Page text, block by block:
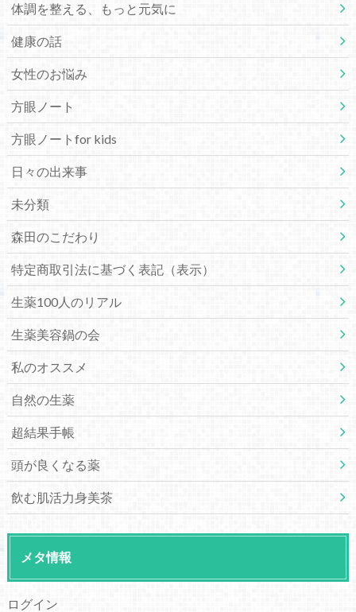
体調を整える、もっと元気に
健康の話
女性のお悩み
方眼ノート
方眼ノートfor kids
日々の出来事
未分類
森田のこだわり
特定商取引法に基づく表記（表示）
生薬100人のリアル
生薬美容鍋の会
私のオススメ
自然の生薬
超結果手帳
頭が良くなる薬
飲む肌活力身美茶
メタ情報
ログイン